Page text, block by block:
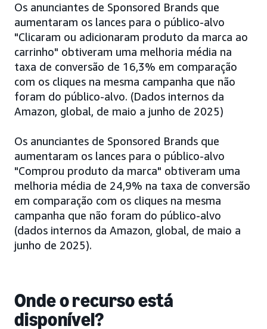
Os anunciantes de Sponsored Brands que
aumentaram os lances para o público-alvo
"Clicaram ou adicionaram produto da marca ao
carrinho" obtiveram uma melhoria média na
taxa de conversão de 16,3% em comparação
com os cliques na mesma campanha que não
foram do público-alvo. (Dados internos da
Amazon, global, de maio a junho de 2025)
Os anunciantes de Sponsored Brands que
aumentaram os lances para o público-alvo
"Comprou produto da marca" obtiveram uma
melhoria média de 24,9% na taxa de conversão
em comparação com os cliques na mesma
campanha que não foram do público-alvo
(dados internos da Amazon, global, de maio a
junho de 2025).
Onde o recurso está
disponível?